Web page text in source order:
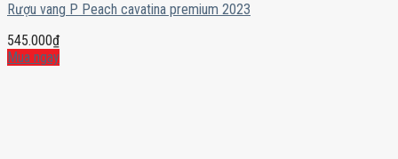
Rượu vang P Peach cavatina premium 2023
545.000₫
Mua ngay